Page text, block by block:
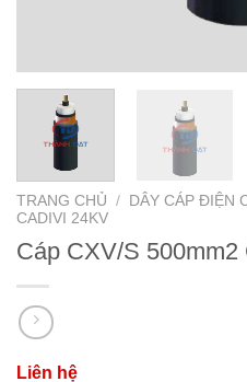
TRANG CHỦ / DÂY CÁP ĐIỆN
CADIVI 24KV
Cáp CXV/S